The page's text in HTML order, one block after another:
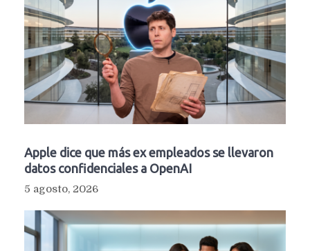
Apple dice que más ex empleados se llevaron
datos confidenciales a OpenAI
5 agosto, 2026